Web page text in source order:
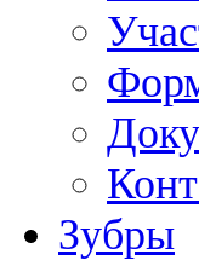
Зубры